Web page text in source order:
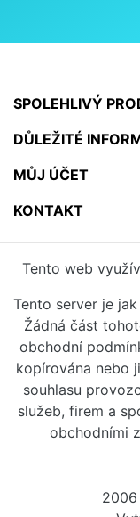
SPOLEHLIVÝ
DŮLEŽITÉ
MŮJ ÚČET
KONTAKT
Tento web
Tento server je
Žádná část
obchodní
kopírována nebo
souhlasu
služeb, firem a
obchodními
2006